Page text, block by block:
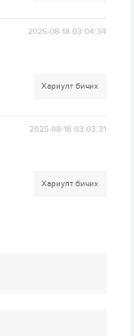
2025-08-18 03:04:34
Хариулт бичих
2025-08-18 03:03:31
Хариулт бичих